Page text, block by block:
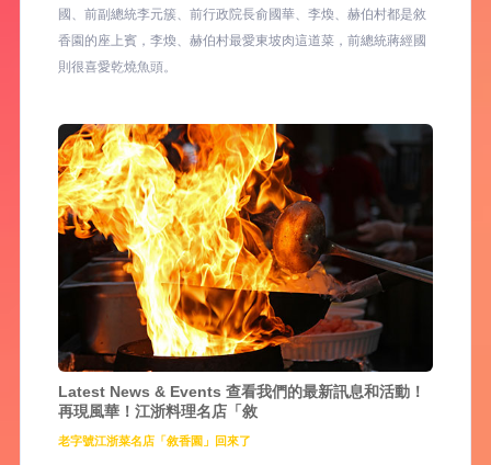
國、前副總統李元簇、前行政院長俞國華、李煥、赫伯村都是敘
香園的座上賓，李煥、赫伯村最愛東坡肉這道菜，前總統蔣經國
則很喜愛乾燒魚頭。
Latest News & Events 查看我們的最新訊息和活動！
再現風華！江浙料理名店「敘
老字號江浙菜名店「敘香園」回來了